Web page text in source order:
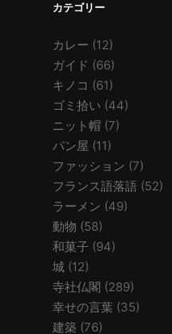
カテゴリー
カレー (12)
ガイド (66)
キノコ (61)
ゴミ拾い (44)
ニット帽 (7)
パン屋 (11)
ファッション (7)
フランス語落語 (52)
ラーメン (49)
動物 (58)
和菓子 (94)
城 (12)
寺社仏閣 (289)
幸せの言葉 (35)
建築 (76)